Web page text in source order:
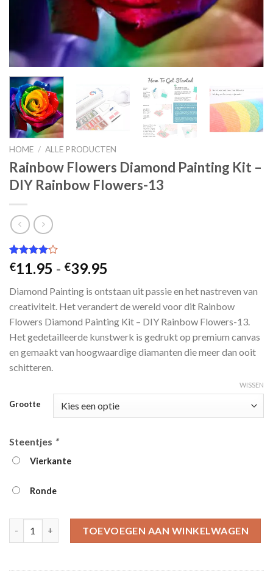
HOME / ALLE PRODUCTEN
Rainbow Flowers Diamond Painting Kit –
DIY Rainbow Flowers-13
Gewaardeerd
4.00 op
gebaseerd
2
klant
waarderingen
€11.95 - €39.95
tot
€39.95
Diamond Painting is ontstaan ​​uit passie en het nastreven van
creativiteit. Het verandert de wereld voor dit Rainbow
Flowers Diamond Painting Kit – DIY Rainbow Flowers-13.
Het gedetailleerde kunstwerk is gedrukt op premium canvas
en gemaakt van hoogwaardige diamanten die meer dan ooit
schitteren.
Grootte
WISSEN
Steentjes *
Vierkante
Ronde
TOEVOEGEN AAN WINKELWAGEN